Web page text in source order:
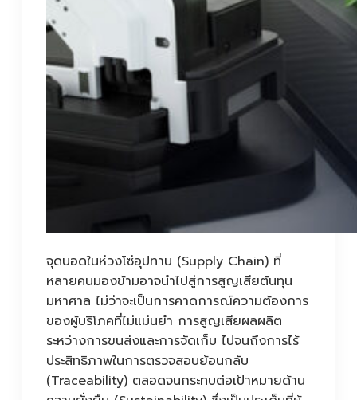
จุดบอดในห่วงโซ่อุปทาน (Supply Chain) ที่
หลายคนมองข้ามอาจนำไปสู่การสูญเสียต้นทุน
มหาศาล ไม่ว่าจะเป็นการคาดการณ์ความต้องการ
ของผู้บริโภคที่ไม่แม่นยำ การสูญเสียผลผลิต
ระหว่างการขนส่งและการจัดเก็บ ไปจนถึงการไร้
ประสิทธิภาพในการตรวจสอบย้อนกลับ
(Traceability) ตลอดจนกระทบต่อเป้าหมายด้าน